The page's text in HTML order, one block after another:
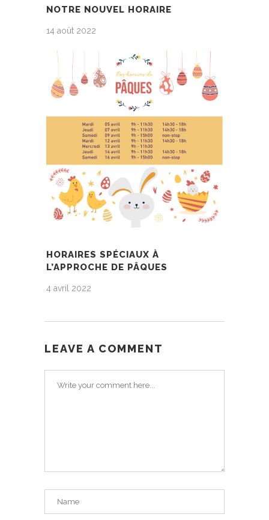
NOTRE NOUVEL HORAIRE
14 août 2022
HORAIRES SPÉCIAUX À
L’APPROCHE DE PÂQUES
4 avril 2022
LEAVE A COMMENT